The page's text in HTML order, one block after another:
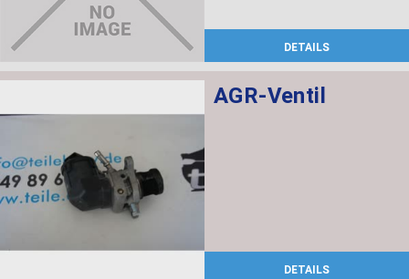
DETAILS
AGR-Ventil
DETAILS